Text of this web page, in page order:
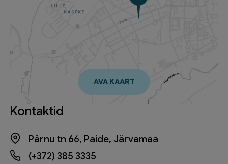
AVA KAART
Kontaktid
Pärnu tn 66, Paide, Järvamaa
(+372) 385 3335